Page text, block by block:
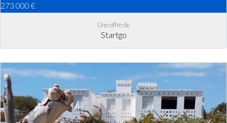
273 000 €
Une offre de
Startgo